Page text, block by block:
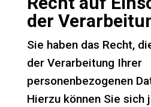
der
Sie haben das Recht,
der Verarbeitung Ihrer
personenbezogenen
Hierzu können Sie sich